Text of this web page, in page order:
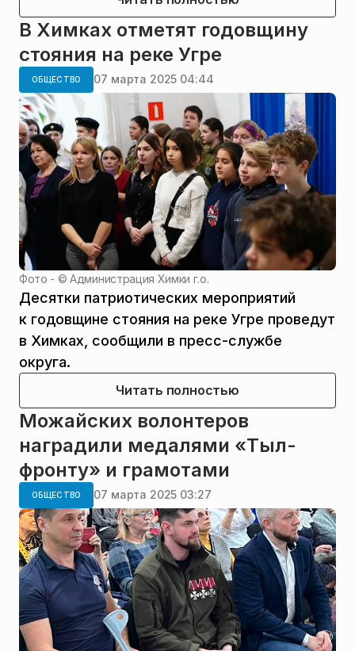
В Химках отметят годовщину
стояния на реке Угре
ОБЩЕСТВО 07 марта 2025 04:44
Фото - ©Администрация Химки г.о.
Десятки патриотических мероприятий
к годовщине стояния на реке Угре проведут
в Химках, сообщили в пресс-службе
округа.
Читать полностью
Можайских волонтеров
наградили медалями «Тыл-
фронту» и грамотами
ОБЩЕСТВО 07 марта 2025 03:27